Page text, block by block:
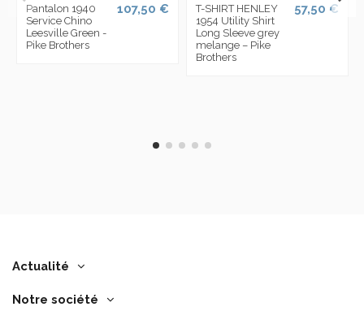
Pantalon 1940
Service Chino
Leesville Green -
Pike Brothers
107,50 €
T-SHIRT HENLEY
1954 Utility Shirt
Long Sleeve grey
melange – Pike
Brothers
57,50 €
Actualité
Notre société